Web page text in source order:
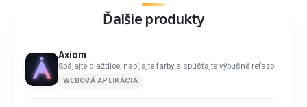
Ďalšie produkty
Axiom
Spájajte dlaždice, nabíjajte farby a spúšťajte výbušné reťazové
WEBOVÁ APLIKÁCIA